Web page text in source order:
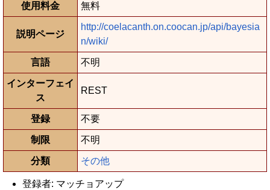
使用料金 無料
説明ページ
http://coelacanth.on.coocan.jp/api/bayesia
n/wiki/
言語 不明
インターフェイ
ス
REST
登録 不要
制限 不明
分類 その他
登録者: マッチョアップ